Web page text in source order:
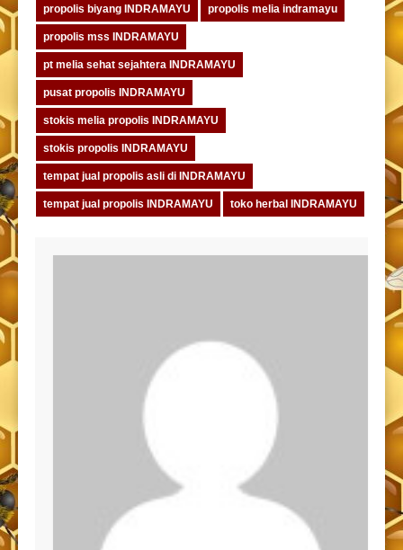
propolis biyang INDRAMAYU propolis melia indramayu
propolis mss INDRAMAYU
pt melia sehat sejahtera INDRAMAYU
pusat propolis INDRAMAYU
stokis melia propolis INDRAMAYU
stokis propolis INDRAMAYU
tempat jual propolis asli di INDRAMAYU
tempat jual propolis INDRAMAYU toko herbal INDRAMAYU